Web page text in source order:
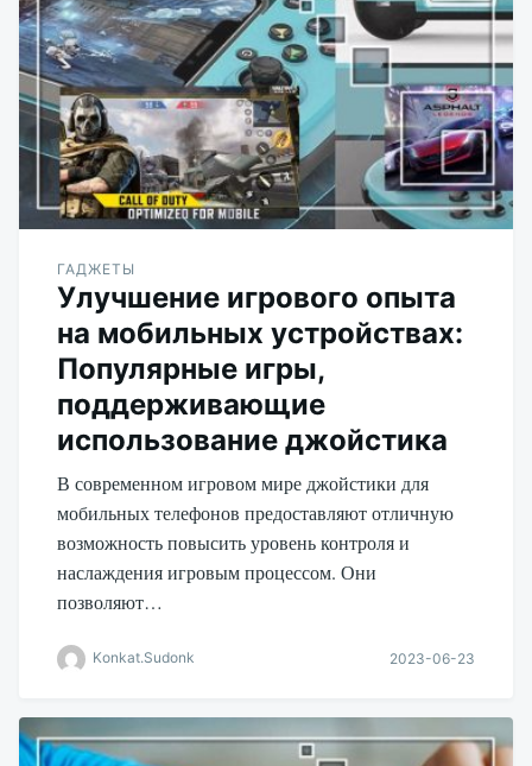
ГАДЖЕТЫ
Улучшение игрового опыта
на мобильных устройствах:
Популярные игры,
поддерживающие
использование джойстика
В современном игровом мире джойстики для
мобильных телефонов предоставляют отличную
возможность повысить уровень контроля и
наслаждения игровым процессом. Они
позволяют…
Konkat.Sudonk 2023-06-23